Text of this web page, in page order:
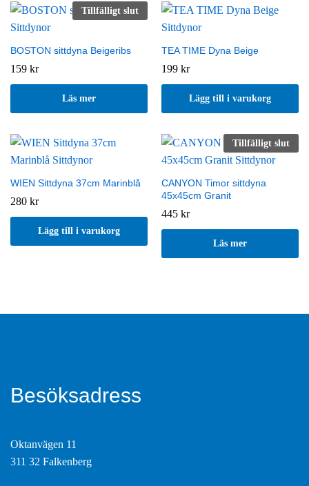
Tillfälligt slut
BOSTON sittdyna Beigeribs
159 kr
Läs mer
TEA TIME Dyna Beige
199 kr
Lägg till i varukorg
WIEN Sittdyna 37cm Marinblå
280 kr
Lägg till i varukorg
Tillfälligt slut
CANYON Timor sittdyna
45x45cm Granit
445 kr
Läs mer
Besöksadress
Oktanvägen 11
311 32 Falkenberg